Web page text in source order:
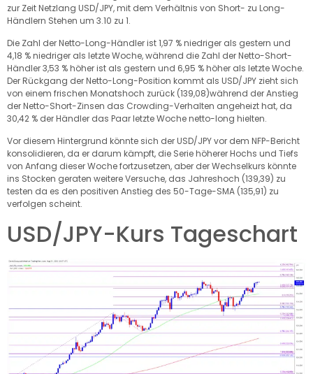
zur ZeitNetzlang USD/JPY,mit dem Verhältnis von Short- zu Long-
Händlern Stehen um 3.10 zu 1.
Die Zahl der Netto-Long-Händler ist 1,97 % niedriger als gestern und
4,18 % niedriger als letzte Woche, während die Zahl der Netto-Short-
Händler 3,53 % höher ist als gestern und 6,95 % höher als letzte Woche.
Der Rückgang der Netto-Long-Position kommt als USD/JPY zieht sich
von einem frischen Monatshoch zurück (139,08)während der Anstieg
der Netto-Short-Zinsen das Crowding-Verhalten angeheizt hat, da
30,42 % der Händler das Paar letzte Woche netto-long hielten.
Vor diesem Hintergrund könnte sich der USD/JPY vor dem NFP-Bericht
konsolidieren, da er darum kämpft, die Serie höherer Hochs und Tiefs
von Anfang dieser Woche fortzusetzen, aber der Wechselkurs könnte
ins Stocken geraten weitere Versuche, das Jahreshoch (139,39) zu
testen da es den positiven Anstieg des 50-Tage-SMA (135,91) zu
verfolgen scheint.
USD/JPY-Kurs Tageschart